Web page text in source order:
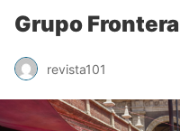
Grupo Frontera
revista101